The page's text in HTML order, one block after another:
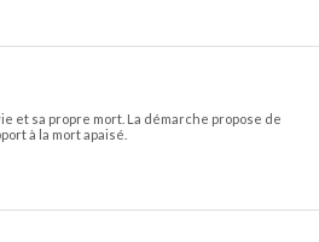
sa propre mort. La démarche propose de
à la mort apaisé.